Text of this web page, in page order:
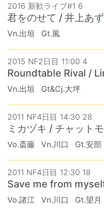
2016 新歓ライブ#1 6
君をのせて / 井上あ
Vn.出垣 Gt.風
2015 NF2日目 11:00 4
Roundtable Rival /
Vn.出垣 Gt&Cj.大坪
2011 NF4日目 14:30 28
ミカヅキ / チャット
Vo.斎藤 Vn.川口 Gt.安部
2011 NF4日目 12:30 18
Save me from
Vo.諸江 Vn.川口 Gt.望月